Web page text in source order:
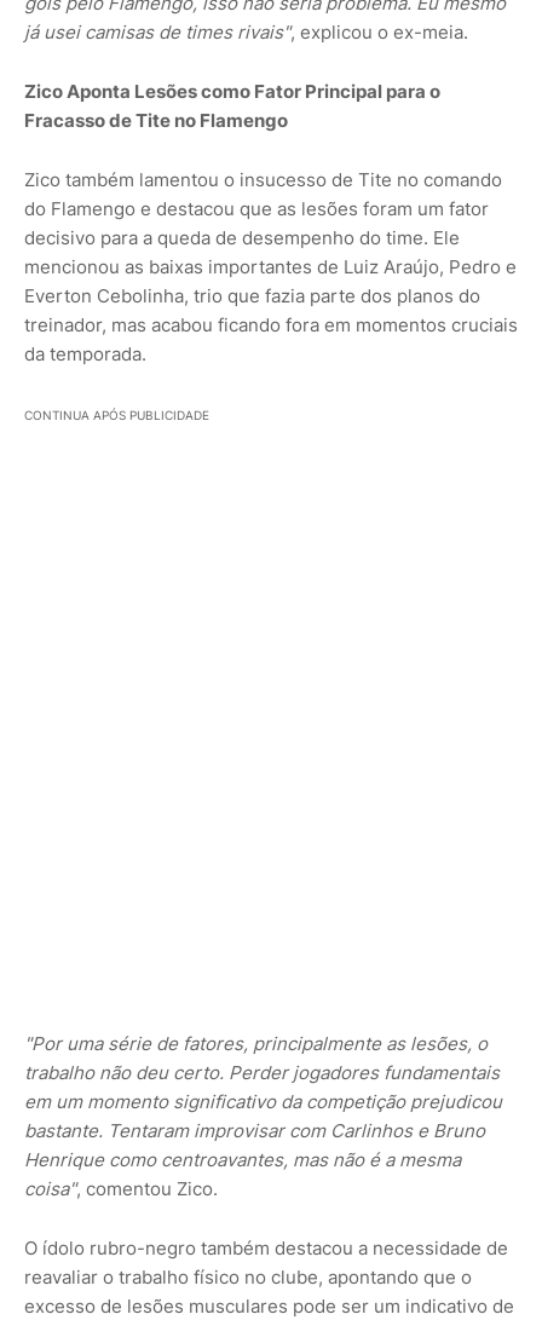
já usei camisas de times rivais", explicou o ex-meia.
Zico Aponta Lesões como Fator Principal para o
Fracasso de Tite no Flamengo
Zico também lamentou o insucesso de Tite no comando
do Flamengo e destacou que as lesões foram um fator
decisivo para a queda de desempenho do time. Ele
mencionou as baixas importantes de Luiz Araújo, Pedro e
Everton Cebolinha, trio que fazia parte dos planos do
treinador, mas acabou ficando fora em momentos cruciais
da temporada.
CONTINUA APÓS PUBLICIDADE
"Por uma série de fatores, principalmente as lesões, o
trabalho não deu certo. Perder jogadores fundamentais
em um momento significativo da competição prejudicou
bastante. Tentaram improvisar com Carlinhos e Bruno
Henrique como centroavantes, mas não é a mesma
coisa", comentou Zico.
O ídolo rubro-negro também destacou a necessidade de
reavaliar o trabalho físico no clube, apontando que o
excesso de lesões musculares pode ser um indicativo de